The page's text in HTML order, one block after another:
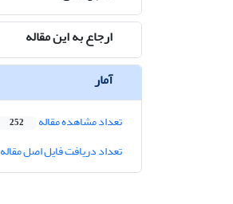
ارجاع به این مقاله
آمار
تعداد مشاهده مقاله 252
تعداد دریافت فایل اصل مقاله